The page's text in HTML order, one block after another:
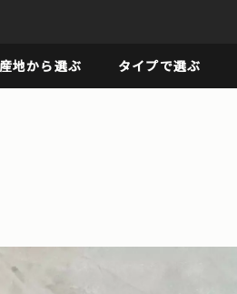
産地から選ぶ タイプで選ぶ